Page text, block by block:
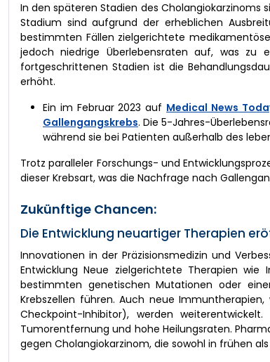
In den späteren Stadien des
Stadium sind aufgrund der erheblichen
bestimmten Fällen zielgerichtete
jedoch niedrige Überlebensraten auf, was zu
fortgeschrittenen Stadien ist die
erhöht.
Ein im Februar 2023 auf Medical News
Gallengangskrebs. Die 5-Jahres-
während sie bei Patienten außerhalb des
Trotz paralleler Forschungs- und
dieser Krebsart, was die Nachfrage nach
Zukünftige Chancen:
Die Entwicklung neuartiger Therapien
Innovationen in der Präzisionsmedizin und
Entwicklung Neue zielgerichtete Therapien
bestimmten genetischen Mutationen oder
Krebszellen führen. Auch neue
Checkpoint-Inhibitor), werden
Tumorentfernung und hohe Heilungsraten.
gegen Cholangiokarzinom, die sowohl in frühen